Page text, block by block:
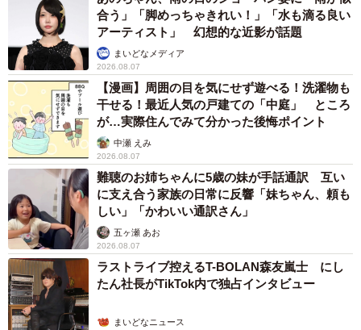
合う」「脚めっちゃきれい！」「水も滴る良い
アーティスト」 幻想的な近影が話題
まいどなメディア
2026.08.07
【漫画】周囲の目を気にせず遊べる！洗濯物も
干せる！最近人気の戸建ての「中庭」 ところ
が…実際住んでみて分かった後悔ポイント
中瀬 えみ
2026.08.07
難聴のお姉ちゃんに5歳の妹が手話通訳 互い
に支え合う家族の日常に反響「妹ちゃん、頼も
しい」「かわいい通訳さん」
五ヶ瀬 あお
2026.08.07
ラストライブ控えるT-BOLAN森友嵐士 にし
たん社長がTikTok内で独占インタビュー
まいどなニュース